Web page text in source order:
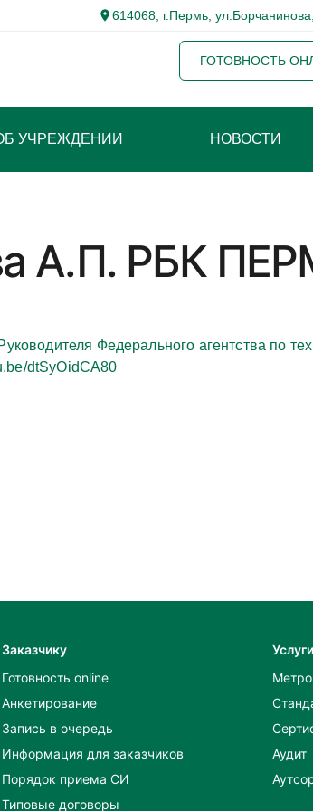
614068, г.Пермь,
ГОТОВНОСТЬ
УЧРЕЖДЕНИИ НОВОСТИ
А.П. РБК
Федерального агентства по
dtSyOidCA80
Заказчику
Готовность online
Анкетирование
Запись в очередь
Информация для заказчиков
Порядок приема СИ
Типовые договоры
Услуги
Аудит